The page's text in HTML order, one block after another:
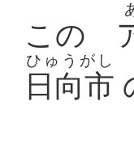
この
日向市
ひゅうがし